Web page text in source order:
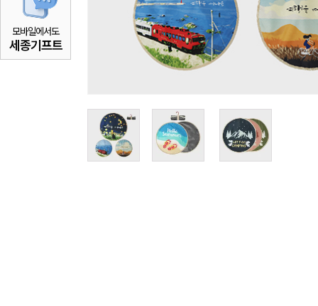
모바일에서도
세종기프트